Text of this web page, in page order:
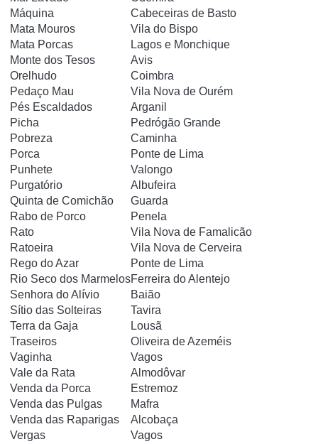
Máquina
Cabeceiras de Basto
Mata Mouros
Vila do Bispo
Mata Porcas
Lagos e Monchique
Monte dos Tesos
Avis
Orelhudo
Coimbra
Pedaço Mau
Vila Nova de Ourém
Pés Escaldados
Arganil
Picha
Pedrógão Grande
Pobreza
Caminha
Porca
Ponte de Lima
Punhete
Valongo
Purgatório
Albufeira
Quinta de Comichão
Guarda
Rabo de Porco
Penela
Rato
Vila Nova de Famalicão
Ratoeira
Vila Nova de Cerveira
Rego do Azar
Ponte de Lima
Rio Seco dos MarmelosFerreira do Alentejo
Senhora do Alívio
Baião
Sítio das Solteiras
Tavira
Terra da Gaja
Lousã
Traseiros
Oliveira de Azeméis
Vaginha
Vagos
Vale da Rata
Almodôvar
Venda da Porca
Estremoz
Venda das Pulgas
Mafra
Venda das Raparigas
Alcobaça
Vergas
Vagos